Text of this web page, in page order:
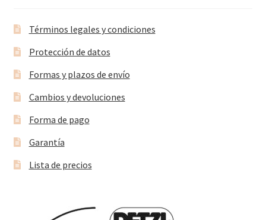
Términos legales y condiciones
Protección de datos
Formas y plazos de envío
Cambios y devoluciones
Forma de pago
Garantía
Lista de precios